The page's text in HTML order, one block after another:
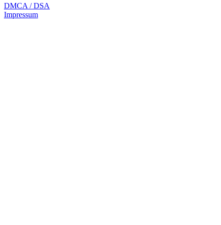
DMCA / DSA
Impressum